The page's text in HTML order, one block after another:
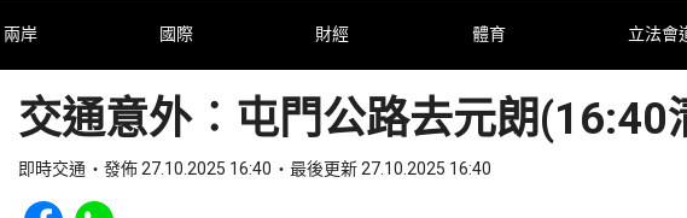
兩岸 國際 財經 體育 立法會
交通意外︰屯門公路去元朗(16:40
即時交通 發佈 27.10.2025 16:40 最後更新 27.10.2025 16:40
Share to Facebook
Share to WhatsApp